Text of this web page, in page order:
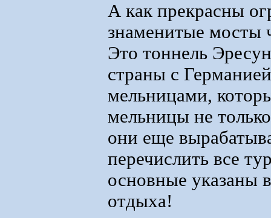
А как прекрасны
знаменитые мосты
Это тоннель
страны с
мельницами,
мельницы не
они еще
перечислить все
основные указаны
отдыха!